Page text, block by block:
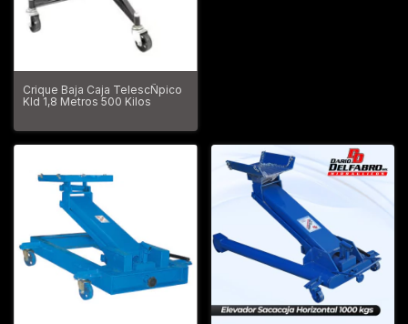
Crique Baja Caja TelescÑpico
Kld 1,8 Metros 500 Kilos